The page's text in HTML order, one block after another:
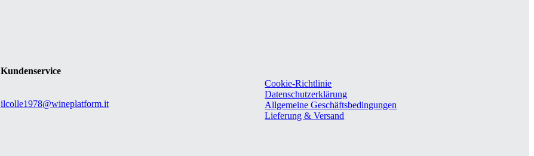
Kundenservice
ilcolle1978@wineplatform.it
Cookie-Richtlinie
Datenschutzerklärung
Allgemeine Geschäftsbedingungen
Lieferung & Versand